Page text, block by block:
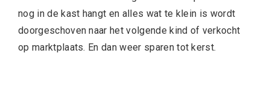
nog in de kast hangt en alles wat te klein is wordt
doorgeschoven naar het volgende kind of verkocht
op marktplaats. En dan weer sparen tot kerst.